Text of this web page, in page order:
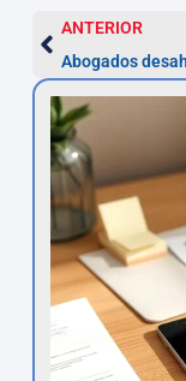
ANTERIOR